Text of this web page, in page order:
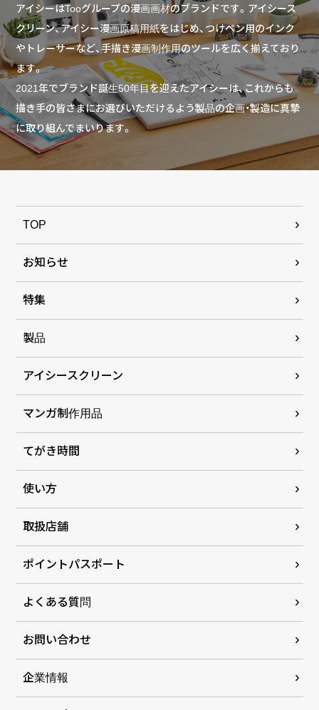
アイシーはTooグループの漫画画材のブランドです。アイシース
クリーン、アイシー漫画原稿用紙をはじめ、つけペン用のインク
やトレーサーなど、手描き漫画制作用のツールを広く揃えており
ます。
2021年でブランド誕生50年目を迎えたアイシーは、これからも
描き手の皆さまにお選びいただけるよう製品の企画・製造に真摯
に取り組んでまいります。
TOP
お知らせ
特集
製品
アイシースクリーン
マンガ制作用品
てがき時間
使い方
取扱店舗
ポイントパスポート
よくある質問
お問い合わせ
企業情報